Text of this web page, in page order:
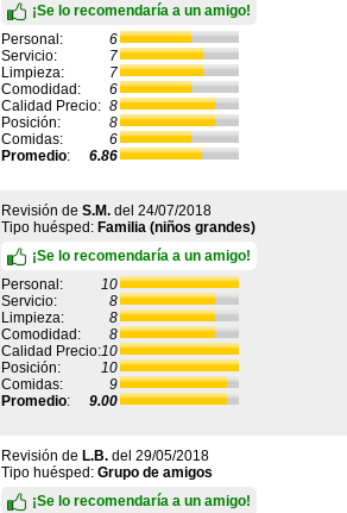
¡Se lo recomendaría a un amigo!
Personal:
6
Servicio:
7
Limpieza:
7
Comodidad:
6
Calidad Precio: 8
Posición:
8
Comidas:
6
Promedio: 6.86
Revisión de S.M. del 24/07/2018
Tipo huésped: Familia (niños grandes)
¡Se lo recomendaría a un amigo!
Personal:
10
Servicio:
8
Limpieza:
8
Comodidad:
8
Calidad Precio:10
Posición:
10
Comidas:
9
Promedio: 9.00
Revisión de L.B. del 29/05/2018
Tipo huésped: Grupo de amigos
¡Se lo recomendaría a un amigo!